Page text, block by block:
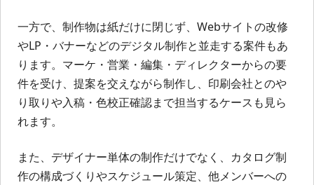
一方で、制作物は紙だけに閉じず、Webサイトの改修
やLP・バナーなどのデジタル制作と並走する案件もあ
ります。マーケ・営業・編集・ディレクターからの要
件を受け、提案を交えながら制作し、印刷会社とのや
り取りや入稿・色校正確認まで担当するケースも見ら
れます。
また、デザイナー単体の制作だけでなく、カタログ制
作の構成づくりやスケジュール策定、他メンバーへの